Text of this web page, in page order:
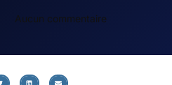
Aucun commentaire